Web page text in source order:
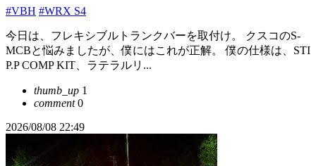
#VBH #WRX S4
今日は、フレキシブルトランクバーを取付け。 クスコのS-
MCBと悩みましたが、僕にはこれが正解。 僕の仕様は、STI
P.P COMP KIT、ラテラルリ...
thumb_up 1
comment0
2026/08/08 22:49